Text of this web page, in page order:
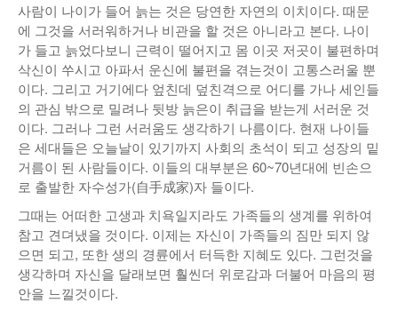
낚시/비치
골프
사람이 나이가 들어 늙는 것은 당연한 자연의 이치이다. 때문
에 그것을 서러워하거나 비관을 할 것은 아니라고 본다. 나이
가 들고 늙었다보니 근력이 떨어지고 몸 이곳 저곳이 불편하며
삭신이 쑤시고 아파서 운신에 불편을 겪는것이 고통스러울 뿐
이다. 그리고 거기에다 엎친데 덮친격으로 어디를 가나 세인들
의 관심 밖으로 밀려나 뒷방 늙은이 취급을 받는게 서러운 것
이다. 그러나 그런 서러움도 생각하기 나름이다. 현재 나이들
은 세대들은 오늘날이 있기까지 사회의 초석이 되고 성장의 밑
거름이 된 사람들이다. 이들의 대부분은 60~70년대에 빈손으
로 출발한 자수성가(自手成家)자 들이다.
그때는 어떠한 고생과 치욕일지라도 가족들의 생계를 위하여
참고 견뎌냈을 것이다. 이제는 자신이 가족들의 짐만 되지 않
으면 되고, 또한 생의 경륜에서 터득한 지혜도 있다. 그런것을
생각하며 자신을 달래보면 훨씬더 위로감과 더불어 마음의 평
안을 느낄것이다.